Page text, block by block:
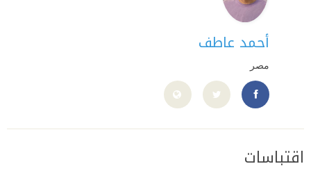
أحمد عاطف
مصر
ahmed.atif.73157/?locale=ar_AR
اقتباسات